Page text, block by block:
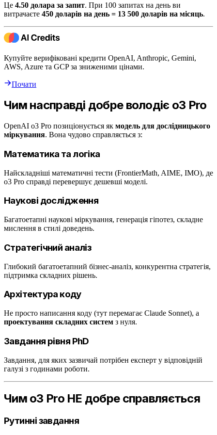
Це 4.50 долара за запит. При 100 запитах на день ви
витрачаєте 450 доларів на день = 13 500 доларів на місяць.
Купуйте верифіковані кредити OpenAI, Anthropic, Gemini,
AWS, Azure та GCP за зниженими цінами.
Почати
Чим насправді добре володіє o3 Pro
OpenAI o3 Pro позиціонується як модель для дослідницького
міркування. Вона чудово справляється з:
Математика та логіка
Найскладніші математичні тести (FrontierMath, AIME, IMO), де
o3 Pro справді перевершує дешевші моделі.
Наукові дослідження
Багатоетапні наукові міркування, генерація гіпотез, складне
мислення в стилі доведень.
Стратегічний аналіз
Глибокий багатоетапний бізнес-аналіз, конкурентна стратегія,
підтримка складних рішень.
Архітектура коду
Не просто написання коду (тут перемагає Claude Sonnet), а
проектування складних систем з нуля.
Завдання рівня PhD
Завдання, для яких зазвичай потрібен експерт у відповідній
галузі з годинами роботи.
Чим o3 Pro НЕ добре справляється
Рутинні завдання